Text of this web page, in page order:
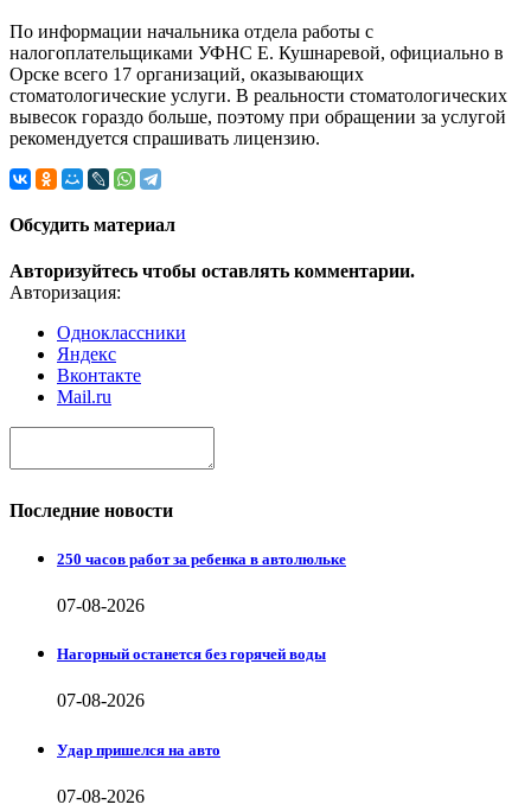
По информации начальника отдела работы с
налогоплательщиками УФНС Е. Кушнаревой, официально в
Орске всего 17 организаций, оказывающих
стоматологические услуги. В реальности стоматологических
вывесок гораздо больше, поэтому при обращении за услугой
рекомендуется спрашивать лицензию.
Обсудить материал
Авторизуйтесь чтобы оставлять комментарии.
Авторизация:
Одноклассники
Яндекс
Вконтакте
Mail.ru
Последние новости
250 часов работ за ребенка в автолюльке
07-08-2026
Нагорный останется без горячей воды
07-08-2026
Удар пришелся на авто
07-08-2026